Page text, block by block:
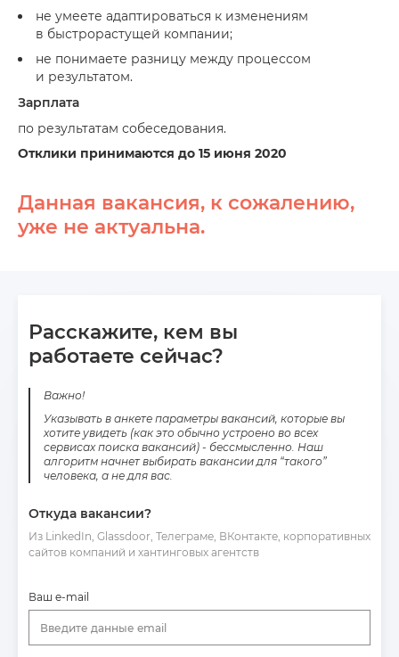
не умеете адаптироваться к изменениям
в быстрорастущей компании;
не понимаете разницу между процессом
и результатом.
Зарплата
по результатам собеседования.
Отклики принимаются до 15 июня 2020
Данная вакансия, к сожалению,
уже не актуальна.
Расскажите, кем вы
работаете сейчас?
Важно!
Указывать в анкете параметры вакансий, которые вы
хотите увидеть (как это обычно устроено во всех
сервисах поиска вакансий) - бессмысленно. Наш
алгоритм начнет выбирать вакансии для “такого”
человека, а не для вас.
Откуда вакансии?
Из LinkedIn, Glassdoor, Телеграме, ВКонтакте, корпоративных
сайтов компаний и хантинговых агентств
Ваш e-mail
Введите данные email